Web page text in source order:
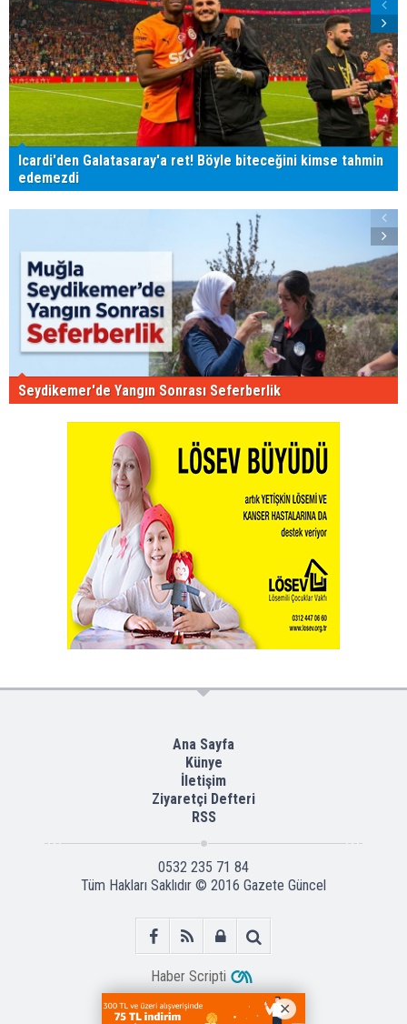
Icardi'den Galatasaray'a ret! Böyle biteceğini kimse tahmin
edemezdi
Seydikemer'de Yangın Sonrası Seferberlik
Ana Sayfa
Künye
İletişim
Ziyaretçi Defteri
RSS
0532 235 71 84
Tüm Hakları Saklıdır © 2016 Gazete Güncel
Haber Scripti